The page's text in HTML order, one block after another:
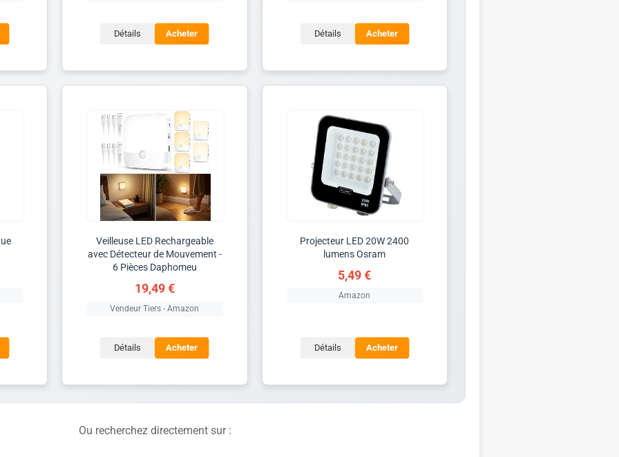
Détails Acheter Détails Acheter
Veilleuse LED Rechargeable
avec Détecteur de Mouvement -
6 Pièces Daphomeu
19,49 €
Vendeur Tiers - Amazon
Détails Acheter
Projecteur LED 20W 2400
lumens Osram
5,49 €
Amazon
Détails Acheter
Ou recherchez directement sur :